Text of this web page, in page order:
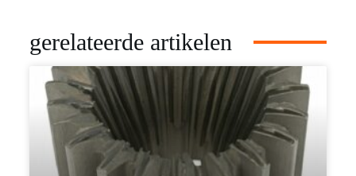
gerelateerde artikelen